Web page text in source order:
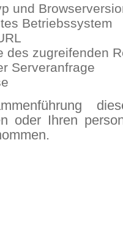
und
Betriebssystem
des zugreifenden
Serveranfrage
oder Ihren